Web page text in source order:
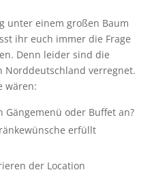
unter einem großen Baum
ihr euch immer die Frage
Denn leider sind die
Norddeutschland verregnet.
wären:
Gängemenü oder Buffet an?
erfüllt
der Location